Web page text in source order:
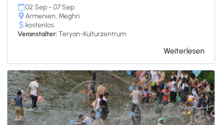
02 Sep - 07 Sep
Armenien, Meghri
kostenlos
Veranstalter:Teryan-Kulturzentrum
Weiterlesen